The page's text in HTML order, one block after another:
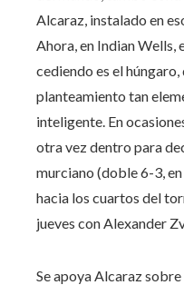
Alcaraz, instalado en
Ahora, en Indian Wells,
cediendo es el húngaro,
planteamiento tan
inteligente. En
otra vez dentro para
murciano (doble 6-3,
hacia los cuartos del
jueves con Alexander
Se apoya Alcaraz